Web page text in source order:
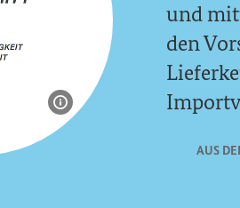
Bildinformationen
und
den
AUS